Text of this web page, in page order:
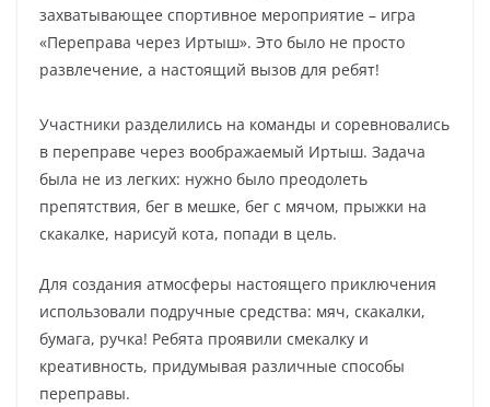
захватывающее спортивное мероприятие – игра
«Переправа через Иртыш». Это было не просто
развлечение, а настоящий вызов для ребят!
Участники разделились на команды и соревновались
в переправе через воображаемый Иртыш. Задача
была не из легких: нужно было преодолеть
препятствия, бег в мешке, бег с мячом, прыжки на
скакалке, нарисуй кота, попади в цель.
Для создания атмосферы настоящего приключения
использовали подручные средства: мяч, скакалки,
бумага, ручка! Ребята проявили смекалку и
креативность, придумывая различные способы
переправы.